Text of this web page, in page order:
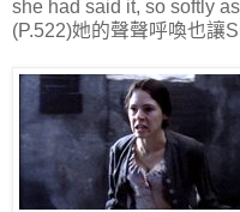
she had said it, so softly
(P.522)她的聲聲呼喚也讓